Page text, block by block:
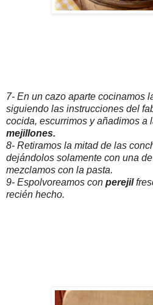
7- En un cazo aparte cocinamos
siguiendo las instrucciones del
cocida, escurrimos y añadimos a
mejillones.
8- Retiramos la mitad de las
dejándolos solamente con una
mezclamos con la pasta.
9- Espolvoreamos con perejil
recién hecho.